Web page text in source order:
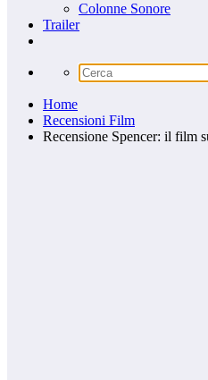
Colonne Sonore
Trailer
Home
Recensioni Film
Recensione Spencer: il film